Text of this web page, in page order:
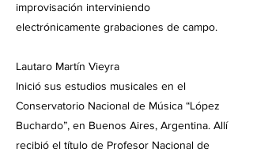
improvisación interviniendo
electrónicamente grabaciones de campo.
Lautaro Martín Vieyra
Inició sus estudios musicales en el
Conservatorio Nacional de Música “López
Buchardo”, en Buenos Aires, Argentina. Allí
recibió el título de Profesor Nacional de